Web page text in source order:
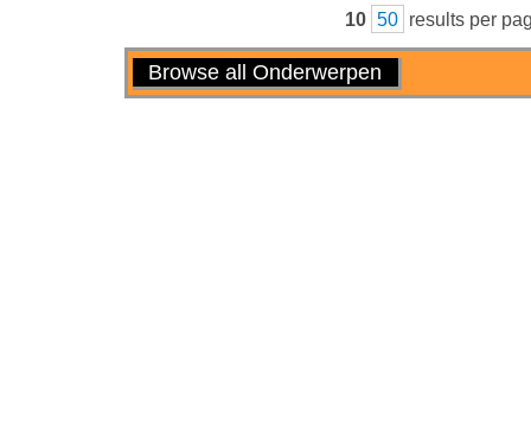
10 50 results per
Handelingen
Browse all Onderwerpen